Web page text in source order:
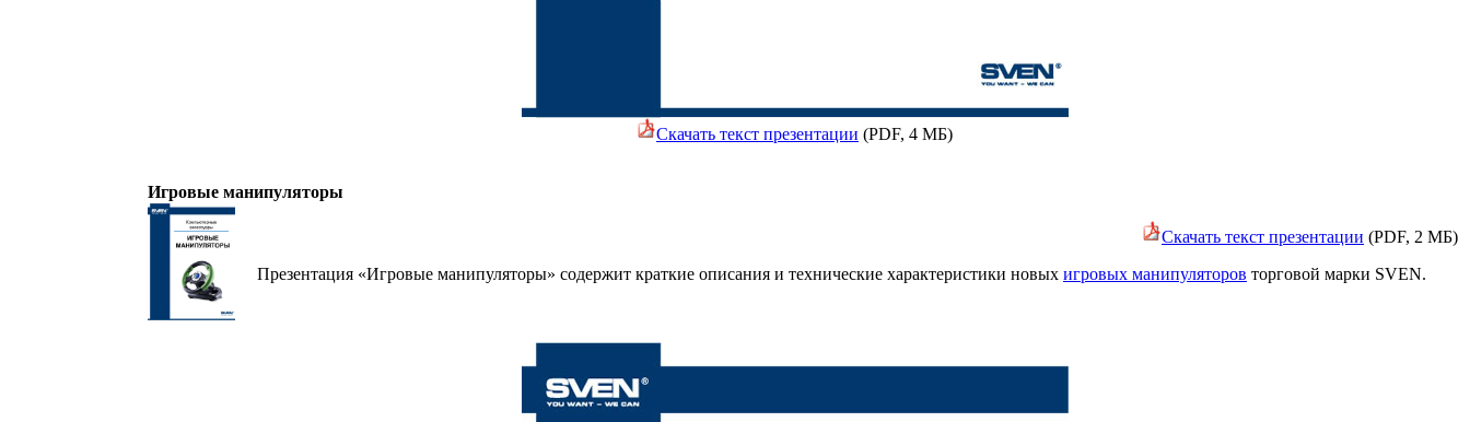
Скачать текст презентации (PDF, 4 МБ)
Игровые манипуляторы
Скачать текст презентации (PDF, 2 MБ)
Презентация «Игровые манипуляторы» содержит краткие описания и технические характеристики новых игровых манипуляторов торговой марки SVEN.